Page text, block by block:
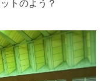
トのよう？